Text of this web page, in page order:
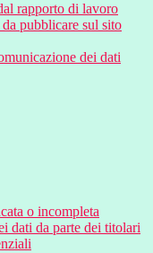
rapporto di lavoro
pubblicare sul sito
dei dati
o incompleta
dati da parte dei titolari